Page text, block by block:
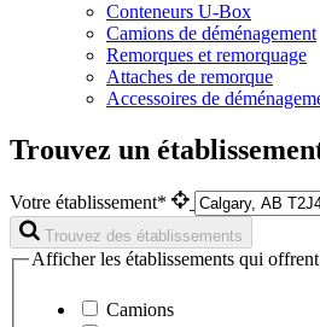
Conteneurs U-Box
Camions de déménagement
Remorques et remorquage
Attaches de remorque
Accessoires de
Trouvez un
Votre établissement*
Trouvez des établissements
Afficher les établissements qui
Camions